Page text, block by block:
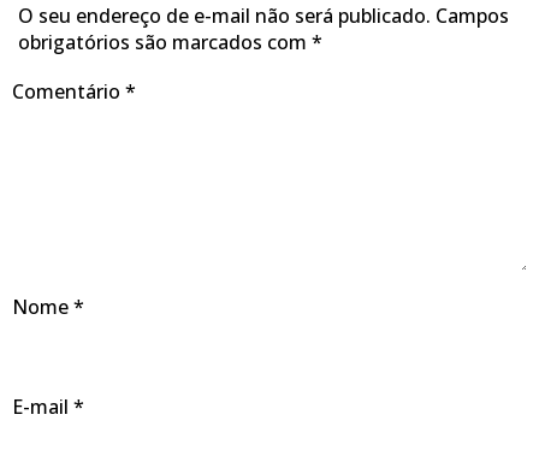
O seu endereço de e-mail não será publicado. Campos
obrigatórios são marcados com *
Comentário *
Nome*
E-mail *